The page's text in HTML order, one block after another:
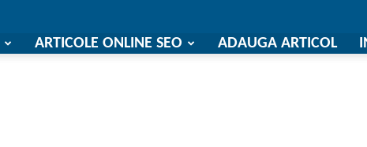
Firme
ARTICOLE ONLINE SEO ADAUGA ARTICOL